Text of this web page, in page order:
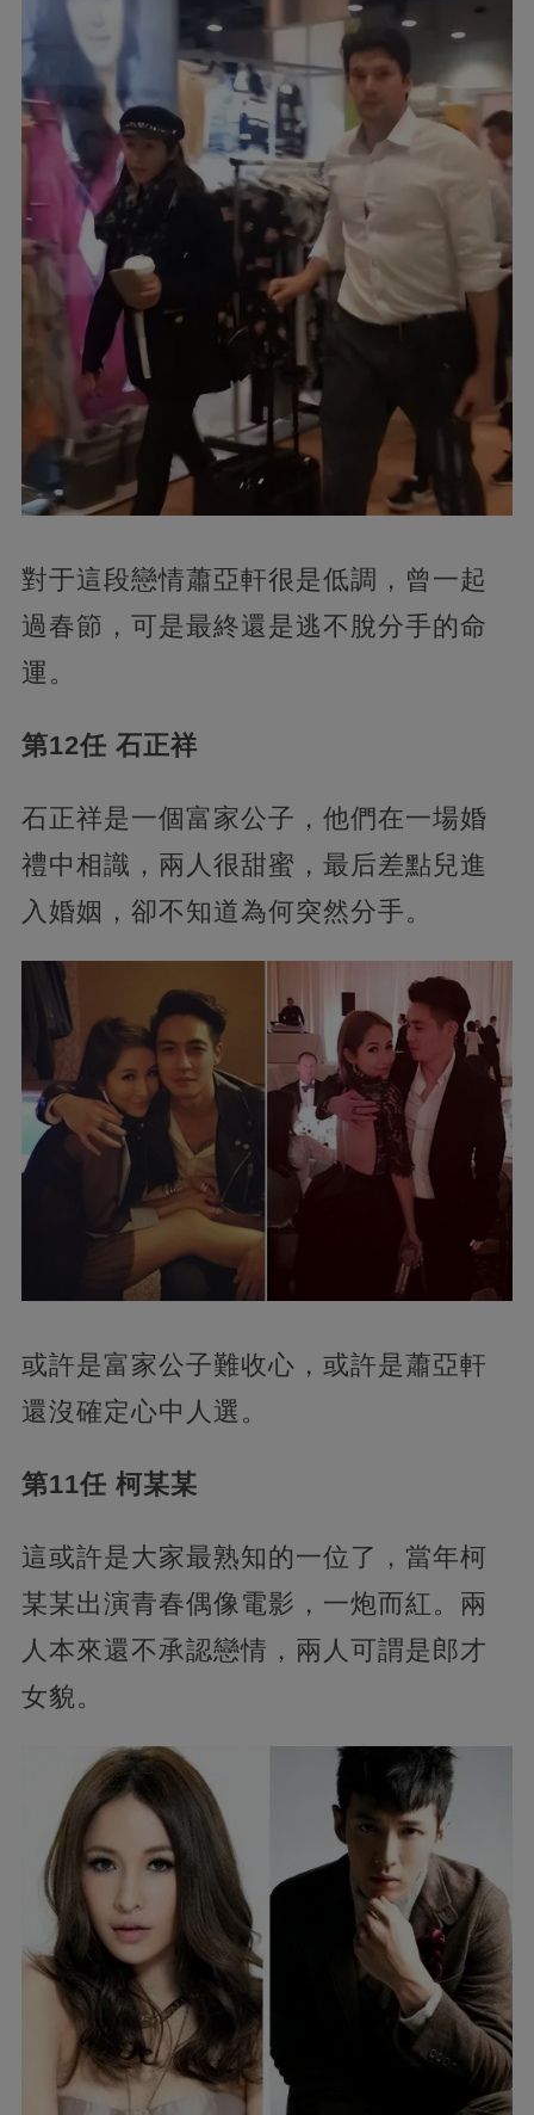
對于這段戀情蕭亞軒很是低調，曾一起
過春節，可是最終還是逃不脫分手的命
運。
第12任 石正祥
石正祥是一個富家公子，他們在一場婚
禮中相識，兩人很甜蜜，最后差點兒進
入婚姻，卻不知道為何突然分手。
或許是富家公子難收心，或許是蕭亞軒
還沒確定心中人選。
第11任 柯某某
這或許是大家最熟知的一位了，當年柯
某某出演青春偶像電影，一炮而紅。兩
人本來還不承認戀情，兩人可謂是郎才
女貌。